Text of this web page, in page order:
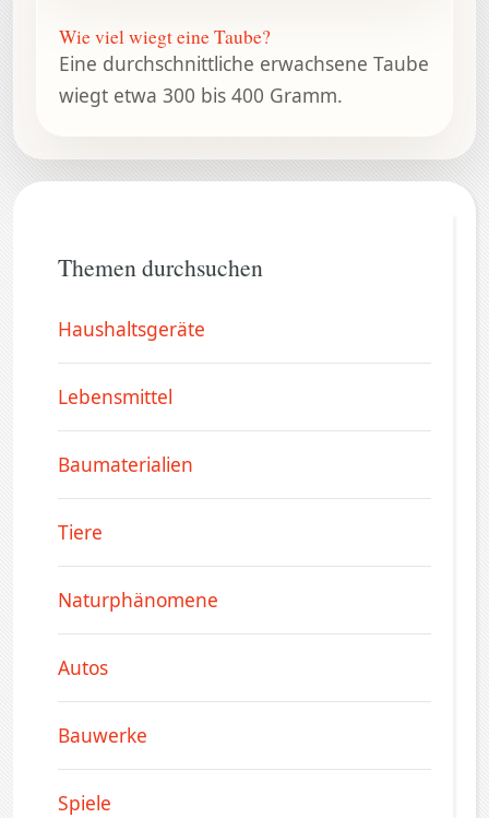
Wie viel wiegt eine Taube?
Eine durchschnittliche erwachsene Taube
wiegt etwa 300 bis 400 Gramm.
Themen durchsuchen
Haushaltsgeräte
Lebensmittel
Baumaterialien
Tiere
Naturphänomene
Autos
Bauwerke
Spiele